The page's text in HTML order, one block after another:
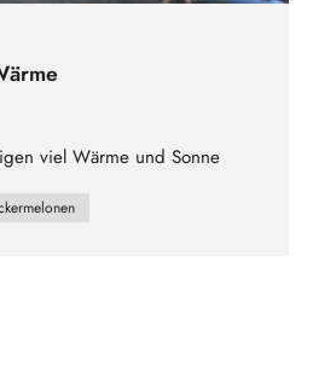
viel Wärme und Sonne